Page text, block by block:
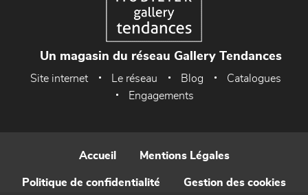
Un magasin du réseau Gallery Tendances
Site internet Le réseau Blog
Catalogues
Engagements
Accueil Mentions Légales
Politique de confidentialité Gestion des cookies